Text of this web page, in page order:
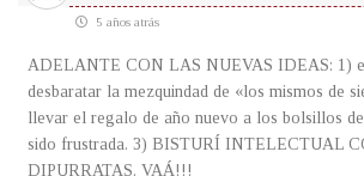
5 años atrás
ADELANTE CON LAS NUEVAS IDEAS: 1)
desbaratar la mezquindad de «los mismos de
llevar el regalo de año nuevo a los bolsillos
sido frustrada. 3) BISTURÍ INTELECTUAL
DIPURRATAS. VAÁ!!!